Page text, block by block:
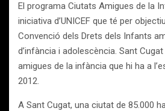
El programa Ciutats Amigues de la
iniciativa d’UNICEF que té per
Convenció dels Drets dels Infants
d’infància i adolescència. Sant
amigues de la infància que hi ha a
2012.
A Sant Cugat, una ciutat de 85.000